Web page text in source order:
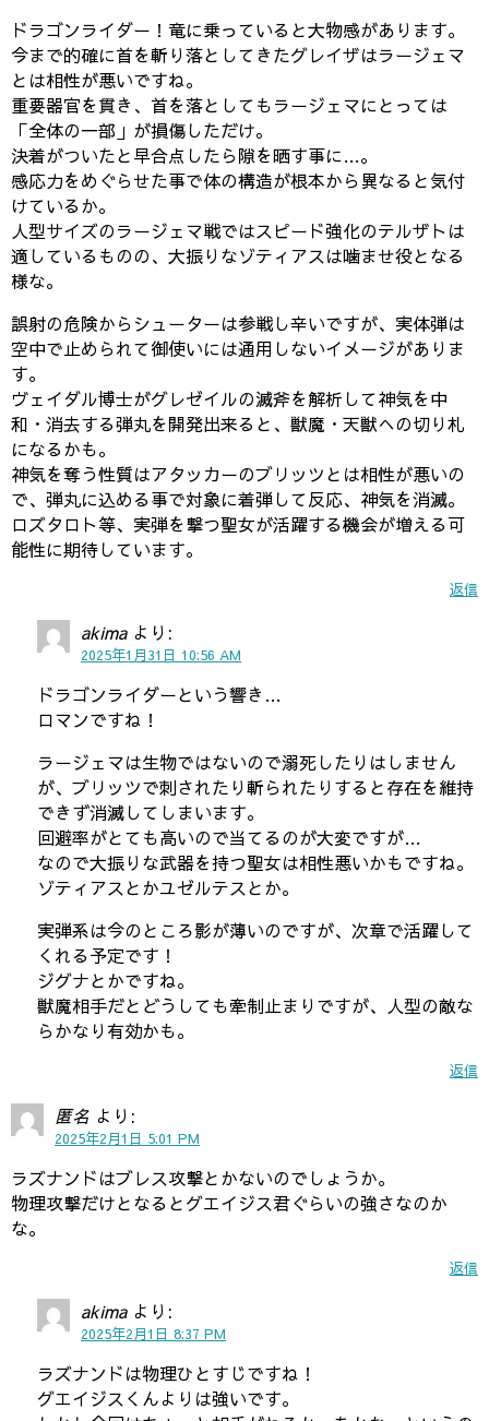
ドラゴンライダー！竜に乗っていると大物感があります。
今まで的確に首を斬り落としてきたグレイザはラージェマ
とは相性が悪いですね。
重要器官を貫き、首を落としてもラージェマにとっては
「全体の一部」が損傷しただけ。
決着がついたと早合点したら隙を晒す事に…。
感応力をめぐらせた事で体の構造が根本から異なると気付
けているか。
人型サイズのラージェマ戦ではスピード強化のテルザトは
適しているものの、大振りなゾティアスは噛ませ役となる
様な。
誤射の危険からシューターは参戦し辛いですが、実体弾は
空中で止められて御使いには通用しないイメージがありま
す。
ヴェイダル博士がグレゼイルの滅斧を解析して神気を中
和・消去する弾丸を開発出来ると、獣魔・天獣への切り札
になるかも。
神気を奪う性質はアタッカーのブリッツとは相性が悪いの
で、弾丸に込める事で対象に着弾して反応、神気を消滅。
ロズタロト等、実弾を撃つ聖女が活躍する機会が増える可
能性に期待しています。
返信
akima より:
2025年1月31日 10:56 AM
ドラゴンライダーという響き…
ロマンですね！
ラージェマは生物ではないので溺死したりはしません
が、ブリッツで刺されたり斬られたりすると存在を維持
できず消滅してしまいます。
回避率がとても高いので当てるのが大変ですが…
なので大振りな武器を持つ聖女は相性悪いかもですね。
ゾティアスとかユゼルテスとか。
実弾系は今のところ影が薄いのですが、次章で活躍して
くれる予定です！
ジグナとかですね。
獣魔相手だとどうしても牽制止まりですが、人型の敵な
らかなり有効かも。
返信
匿名 より:
2025年2月1日 5:01 PM
ラズナンドはブレス攻撃とかないのでしょうか。
物理攻撃だけとなるとグエイジス君ぐらいの強さなのか
な。
返信
akima より:
2025年2月1日 8:37 PM
ラズナンドは物理ひとすじですね！
グエイジスくんよりは強いです。